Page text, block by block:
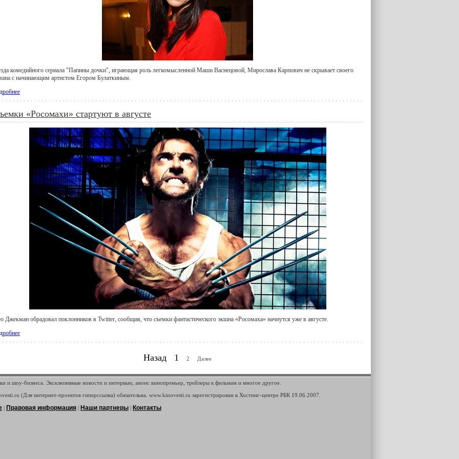
комедийного сериала "Папины дочки", играющая роль легкомысленной Маши Васнецовой, Мирослава Карпович не скрывает своего
с начинающим артистом Егором Булаткиным.
«Росомахи» стартуют в августе
Джекман обрадовал поклонников в Twitter, сообщив, что съемки фантастического экшна «Росомаха» начнутся уже в августе.
Назад 1 2 Далее
и шоу-бизнеса. Эксклюзивные новости и интервью, анонс кинопремьер, трейлеры к фильмам и многое другое.
(Для интернет-проектов гиперссылка) обязательна. www.kinovesti.ru зарегистрирован в Хостинг-центре РБК 19.06.2007.
| Правовая информация | Наши партнеры | Контакты